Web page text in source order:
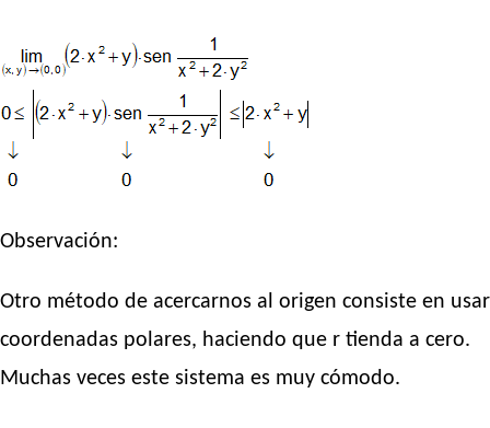
Observación:
Otro método de acercarnos al origen consiste en usar
coordenadas polares, haciendo que r tienda a cero.
Muchas veces este sistema es muy cómodo.